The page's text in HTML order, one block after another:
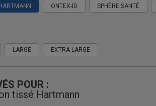
HARTMANN ONTEX-ID SPHÈRE SANTÉ
LARGE EXTRA LARGE
POUR :
tissé Hartmann